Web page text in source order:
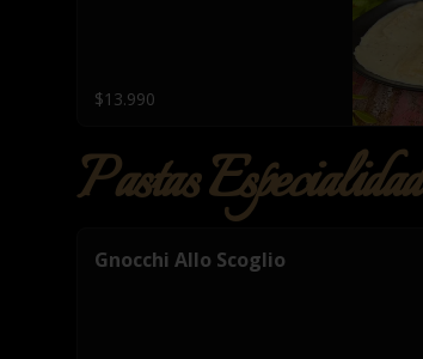
$13.990
Pastas Especialidad
Gnocchi Allo Scoglio